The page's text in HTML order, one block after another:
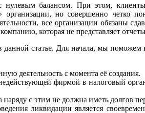
балансом. При этом,
организации, но совершенно четко
все организации обязаны
которая не представляет
статье. Для начала, мы поможем
деятельность с момента её создания.
фирмой в налоговый
с этим не должна иметь долгов
ликвидации является